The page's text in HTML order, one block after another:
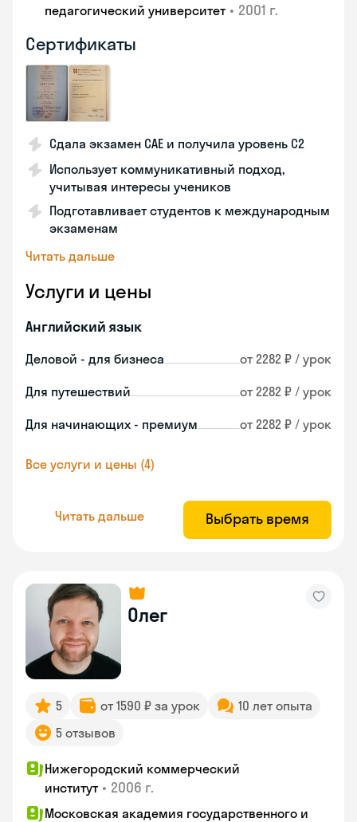
педагогический университет • 2001 г.
Сертификаты
Сдала экзамен CAE и получила уровень С2
Использует коммуникативный подход,
учитывая интересы учеников
Подготавливает студентов к международным
экзаменам
Читать дальше
Услуги и цены
Английский язык
Деловой - для бизнеса от 2282 ₽ / урок
Для путешествий от 2282 ₽ / урок
Для начинающих - премиум от 2282 ₽ / урок
Все услуги и цены (4)
Читать дальше Выбрать время
Олег
5 от 1590 ₽ за урок
10 лет опыта
5 отзывов
Нижегородский коммерческий
институт • 2006 г.
Московская академия государственного и